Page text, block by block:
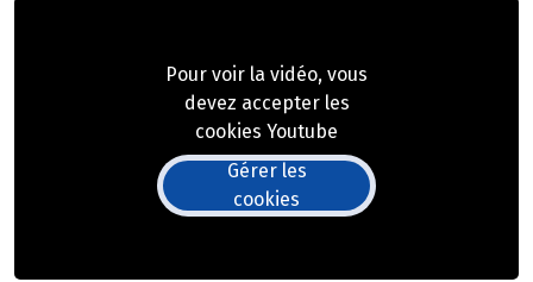
Pour voir la vidéo, vous
devez accepter les
cookies Youtube
Gérer les
cookies